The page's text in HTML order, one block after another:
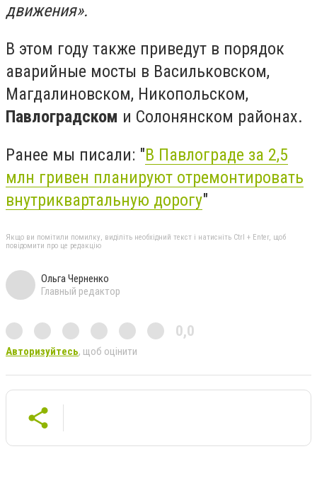
движения».
В этом году также приведут в порядок
аварийные мосты в Васильковском,
Магдалиновском, Никопольском,
Павлоградском и Солонянском районах.
Ранее мы писали: "В Павлограде за 2,5
млн гривен планируют отремонтировать
внутриквартальную дорогу"
Якщо ви помітили помилку, виділіть необхідний текст і натисніть Ctrl + Enter, щоб
повідомити про це редакцію
Ольга Черненко
Главный редактор
0,0
Авторизуйтесь, щоб оцінити